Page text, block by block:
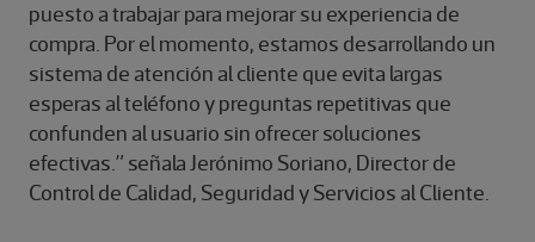
puesto a trabajar para mejorar su experiencia de
compra. Por el momento, estamos desarrollando un
sistema de atención al cliente que evita largas
esperas al teléfono y preguntas repetitivas que
confunden al usuario sin ofrecer soluciones
efectivas.” señala Jerónimo Soriano, Director de
Control de Calidad, Seguridad y Servicios al Cliente.